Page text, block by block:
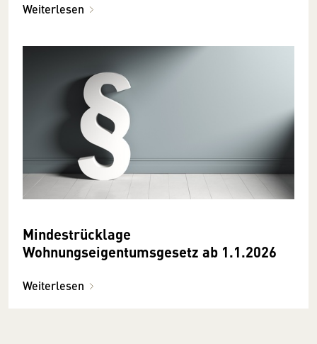
Weiterlesen
Mindestrücklage
Wohnungseigentumsgesetz ab 1.1.2026
Weiterlesen